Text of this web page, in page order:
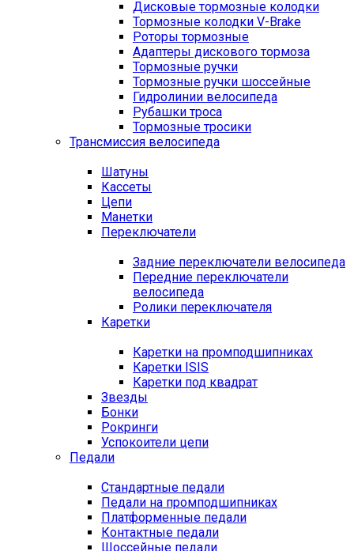
Дисковые тормозные колодки
Тормозные колодки V-Brake
Роторы тормозные
Адаптеры дискового тормоза
Тормозные ручки
Тормозные ручки шоссейные
Гидролинии велосипеда
Рубашки троса
Тормозные тросики
Трансмиссия велосипеда
Шатуны
Кассеты
Цепи
Манетки
Переключатели
Задние переключатели велосипеда
Передние переключатели
велосипеда
Ролики переключателя
Каретки
Каретки на промподшипниках
Каретки ISIS
Каретки под квадрат
Звезды
Бонки
Рокринги
Успокоители цепи
Педали
Стандартные педали
Педали на промподшипниках
Платформенные педали
Контактные педали
Шоссейные педали